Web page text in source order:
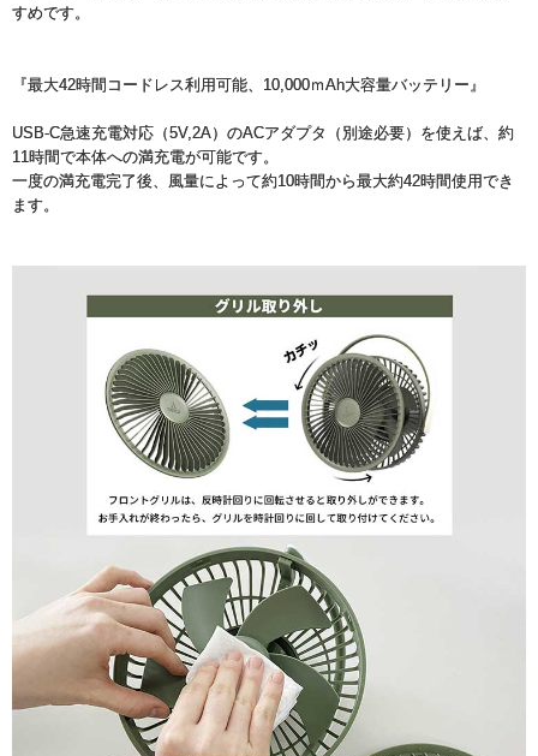
すめです。
『最大42時間コードレス利用可能、10,000ｍAh大容量バッテリー』
USB-C急速充電対応（5V,2A）のACアダプタ（別途必要）を使えば、約
11時間で本体への満充電が可能です。
一度の満充電完了後、風量によって約10時間から最大約42時間使用でき
ます。